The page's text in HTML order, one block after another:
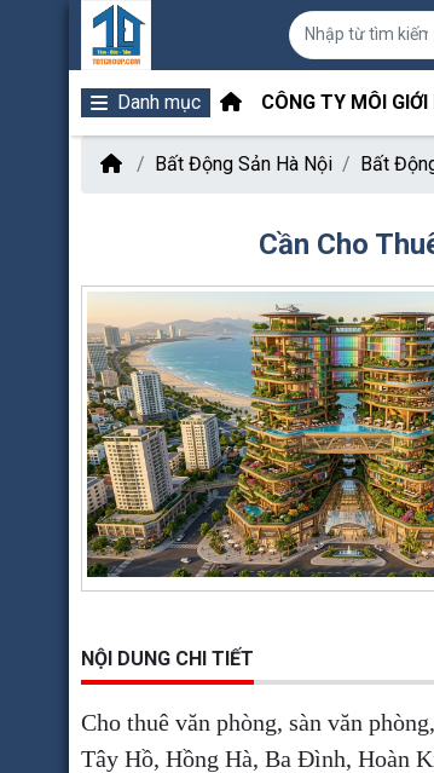
Danh mục CÔNG TY MÔI
Bất Động Sản Hà Nội Bất
Cần Cho
NỘI DUNG CHI TIẾT
Cho thuê văn phòng, sàn văn
Tây Hồ, Hồng Hà, Ba Đình, Hoàn